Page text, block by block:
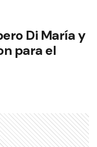
Di María y
para el